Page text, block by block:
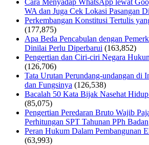
WA dan Juga Cek Lokasi Pasangan
Perkembangan Konstitusi Tertulis
(177,875)
Apa Beda Pencabulan dengan
Dinilai Perlu Diperbarui (163,852)
Pengertian dan Ciri-ciri Negara
(126,706)
Tata Urutan Perundang-undangan di
dan Fungsinya (126,538)
Bacalah 50 Kata Bijak Nasehat
(85,075)
Pengertian Peredaran Bruto Wajib
Perhitungan SPT Tahunan PPh Badan
Peran Hukum Dalam Pembangunan
(63,993)